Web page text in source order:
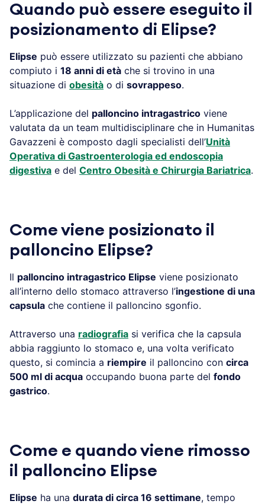
Quando può essere eseguito il
posizionamento di Elipse?
Elipse può essere utilizzato su pazienti che abbiano
compiuto i 18 anni di età che si trovino in una
situazione di obesità o di sovrappeso.
L’applicazione del palloncino intragastrico viene
valutata da un team multidisciplinare che in Humanitas
Gavazzeni è composto dagli specialisti dell’Unità
Operativa di Gastroenterologia ed endoscopia
digestiva e del Centro Obesità e Chirurgia Bariatrica.
Come viene posizionato il
palloncino Elipse?
Il palloncino intragastrico Elipse viene posizionato
all’interno dello stomaco attraverso l’ingestione di una
capsula che contiene il palloncino sgonfio.
Attraverso una radiografia si verifica che la capsula
abbia raggiunto lo stomaco e, una volta verificato
questo, si comincia a riempire il palloncino con circa
500 ml di acqua occupando buona parte del fondo
gastrico.
Come e quando viene rimosso
il palloncino Elipse
Elipse ha una durata di circa 16 settimane, tempo